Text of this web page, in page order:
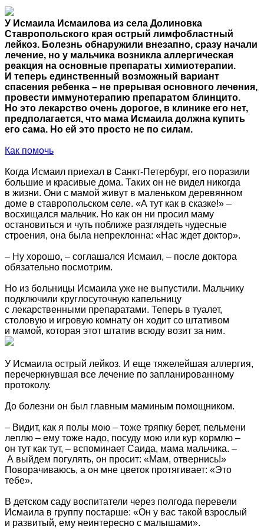
У Исмаила Исмаилова из села Долиновка
Ставропольского края острый лимфобластный
лейкоз. Болезнь обнаружили внезапно, сразу начали
лечение, но у мальчика возникла аллергическая
реакция на основные препараты химиотерапии.
И теперь единственный возможный вариант
спасения ребенка – не прерывая основного лечения,
провести иммунотерапию препаратом блинцито.
Но это лекарство очень дорогое, в клинике его нет,
предполагается, что мама Исмаила должна купить
его сама. Но ей это просто не по силам.
Как помочь
Когда Исмаил приехал в Санкт-Петербург, его поразили
большие и красивые дома. Таких он не видел никогда
в жизни. Они с мамой живут в маленьком деревянном
доме в ставропольском селе. «А тут как в сказке!» –
восхищался мальчик. Но как он ни просил маму
остановиться и чуть поближе разглядеть чудесные
строения, она была непреклонна: «Нас ждет доктор».
– Ну хорошо, – соглашался Исмаил, – после доктора
обязательно посмотрим.
Но из больницы Исмаила уже не выпустили. Мальчику
подключили круглосуточную капельницу
с лекарственными препаратами. Теперь в туалет,
столовую и игровую комнату он ходит со штативом
и мамой, которая этот штатив всюду возит за ним.
У Исмаила острый лейкоз. И еще тяжелейшая аллергия,
перечеркнувшая все лечение по запланированному
протоколу.
До болезни он был главным маминым помощником.
– Видит, как я полы мою – тоже тряпку берет, пельмени
леплю – ему тоже надо, посуду мою или кур кормлю –
он тут как тут, – вспоминает Саида, мама мальчика. –
А выйдем погулять, он просит: «Мам, отвернись!»
Поворачиваюсь, а он мне цветок протягивает: «Это
тебе».
В детском саду воспитатели через полгода перевели
Исмаила в группу постарше: «Он у вас такой взрослый
и развитый, ему неинтересно с малышами».